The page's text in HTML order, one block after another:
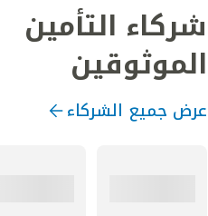
شركاء التأمين
الموثوقين
عرض جميع الشركاء